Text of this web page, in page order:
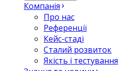
Компанія
Про нас
Референції
Кейс-стаді
Сталий розвиток
Якість і тестування